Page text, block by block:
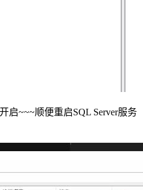
启~~~顺便重启SQL Server服务